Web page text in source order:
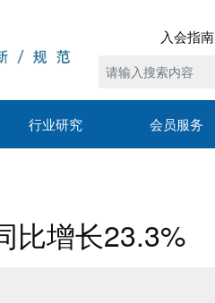
入会指南
行业研究 会员服务
比增长23.3%